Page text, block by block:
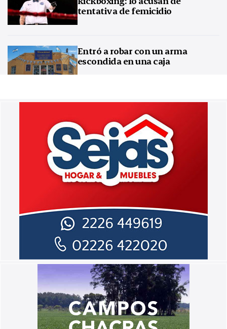
tentativa de femicidio
Entró a robar con un arma
escondida en una caja